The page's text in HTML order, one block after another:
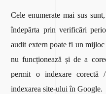
Cele enumerate mai sus
îndepărta prin verificări
audit extern poate fi un mijloc
nu funcționează și de a
permit o indexare
indexarea site-ului în Google.